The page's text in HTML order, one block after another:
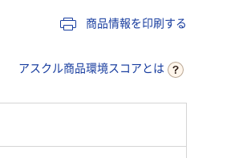
商品情報を印刷する
アスクル商品環境スコアとは